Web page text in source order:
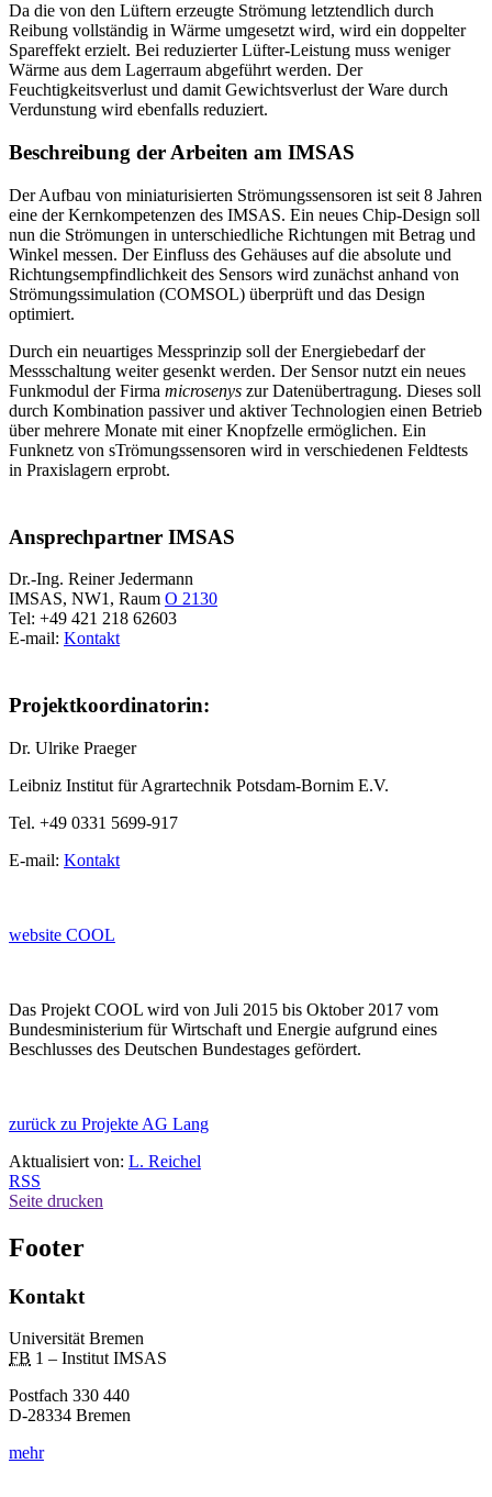
Da die von den Lüftern erzeugte Strömung letztendlich durch
Reibung vollständig in Wärme umgesetzt wird, wird ein doppelter
Spareffekt erzielt. Bei reduzierter Lüfter-Leistung muss weniger
Wärme aus dem Lagerraum abgeführt werden. Der
Feuchtigkeitsverlust und damit Gewichtsverlust der Ware durch
Verdunstung wird ebenfalls reduziert.
Beschreibung der Arbeiten am IMSAS
Der Aufbau von miniaturisierten Strömungssensoren ist seit 8 Jahren
eine der Kernkompetenzen des IMSAS. Ein neues Chip-Design soll
nun die Strömungen in unterschiedliche Richtungen mit Betrag und
Winkel messen. Der Einfluss des Gehäuses auf die absolute und
Richtungsempfindlichkeit des Sensors wird zunächst anhand von
Strömungssimulation (COMSOL) überprüft und das Design
optimiert.
Durch ein neuartiges Messprinzip soll der Energiebedarf der
Messschaltung weiter gesenkt werden. Der Sensor nutzt ein neues
Funkmodul der Firma microsenys zur Datenübertragung. Dieses soll
durch Kombination passiver und aktiver Technologien einen Betrieb
über mehrere Monate mit einer Knopfzelle ermöglichen. Ein
Funknetz von sTrömungssensoren wird in verschiedenen Feldtests
in Praxislagern erprobt.
Ansprechpartner IMSAS
Dr.-Ing. Reiner Jedermann
IMSAS, NW1, Raum O 2130
Tel: +49 421 218 62603
E-mail: Kontakt
Projektkoordinatorin:
Dr. Ulrike Praeger
Leibniz Institut für Agrartechnik Potsdam-Bornim E.V.
Tel. +49 0331 5699-917
E-mail: Kontakt
website COOL
Das Projekt COOL wird von Juli 2015 bis Oktober 2017 vom
Bundesministerium für Wirtschaft und Energie aufgrund eines
Beschlusses des Deutschen Bundestages gefördert.
zurück zu Projekte AG Lang
Aktualisiert von: L. Reichel
RSS
Seite drucken
Footer
Kontakt
Universität Bremen
FB 1 – Institut IMSAS
Postfach 330 440
D-28334 Bremen
mehr